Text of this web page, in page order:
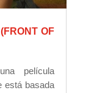
OF
película
está basada